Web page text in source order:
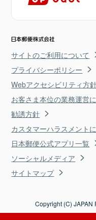
サイトのご利用について
プライバシーポリシー
Webアクセシビリティ方
お客さま本位の業務運営
勧誘方針
カスタマーハラスメント
日本郵便公式アプリ一覧
ソーシャルメディア
サイトマップ
Copyright (C) JAPAN